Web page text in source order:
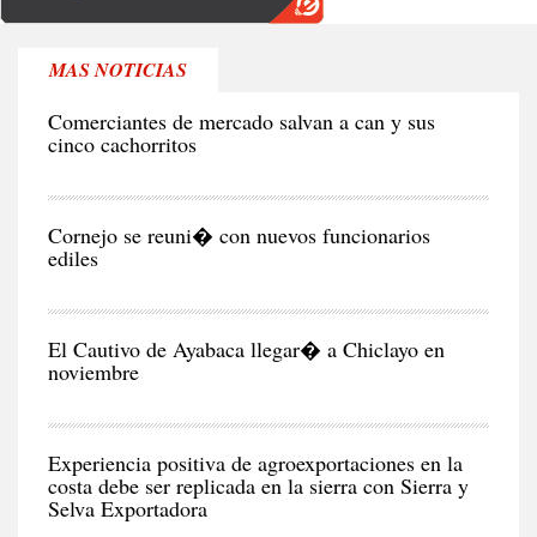
MAS NOTICIAS
Comerciantes de mercado salvan a can y sus
cinco cachorritos
Cornejo se reuni� con nuevos funcionarios
ediles
El Cautivo de Ayabaca llegar� a Chiclayo en
noviembre
Experiencia positiva de agroexportaciones en la
costa debe ser replicada en la sierra con Sierra y
Selva Exportadora